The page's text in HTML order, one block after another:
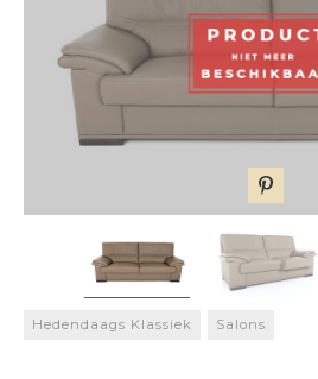
Hedendaags Klassiek Salons